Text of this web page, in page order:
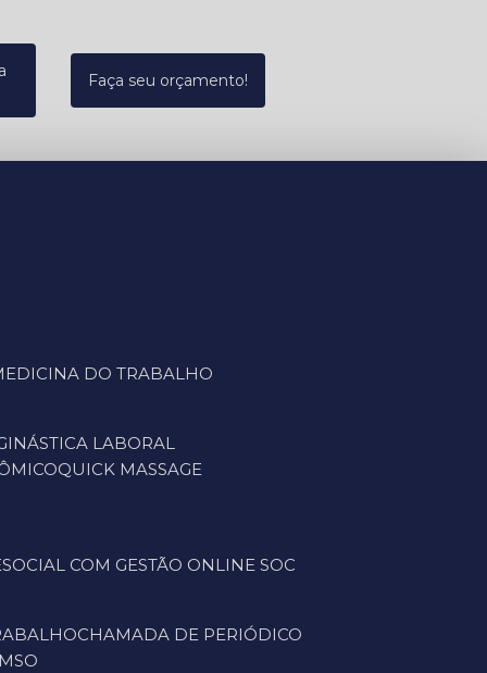
Faça seu orçamento!
DO TRABALHO
GINÁSTICA LABORAL
QUICK MASSAGE
ESOCIAL COM GESTÃO ONLINE SOC
CHAMADA DE PERIÓDICO